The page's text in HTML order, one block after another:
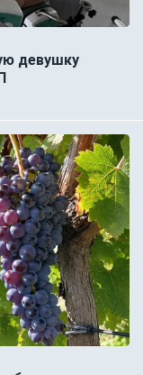
девушку